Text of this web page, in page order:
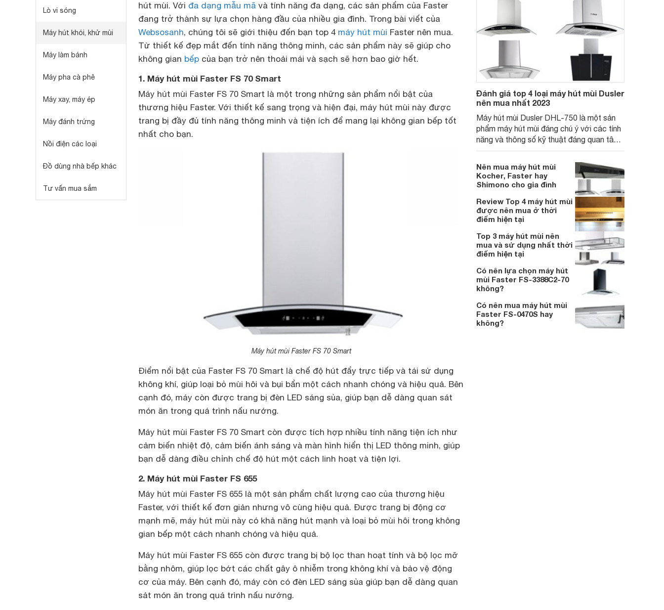
Lò vi sóng
Máy hút khói, khử mùi
Máy làm bánh
Máy pha cà phê
Máy xay, máy ép
Máy đánh trứng
Nồi điện các loại
Đồ dùng nhà bếp khác
Tư vấn mua sắm
hút mùi. Với đa dạng mẫu mã và tính năng đa dạng, các sản phẩm của Faster
đang trở thành sự lựa chọn hàng đầu của nhiều gia đình. Trong bài viết của
Websosanh, chúng tôi sẽ giới thiệu đến bạn top 4 máy hút mùi Faster nên mua.
Từ thiết kế đẹp mắt đến tính năng thông minh, các sản phẩm này sẽ giúp cho
không gian bếp của bạn trở nên thoải mái và sạch sẽ hơn bao giờ hết.
1. Máy hút mùi Faster FS 70 Smart
Máy hút mùi Faster FS 70 Smart là một trong những sản phẩm nổi bật của
thương hiệu Faster. Với thiết kế sang trọng và hiện đại, máy hút mùi này được
trang bị đầy đủ tính năng thông minh và tiện ích để mang lại không gian bếp tốt
nhất cho bạn.
Máy hút mùi Faster FS 70 Smart
Điểm nổi bật của Faster FS 70 Smart là chế độ hút đẩy trực tiếp và tái sử dụng
không khí, giúp loại bỏ mùi hôi và bụi bẩn một cách nhanh chóng và hiệu quả. Bên
cạnh đó, máy còn được trang bị đèn LED sáng sủa, giúp bạn dễ dàng quan sát
món ăn trong quá trình nấu nướng.
Máy hút mùi Faster FS 70 Smart còn được tích hợp nhiều tính năng tiện ích như
cảm biến nhiệt độ, cảm biến ánh sáng và màn hình hiển thị LED thông minh, giúp
bạn dễ dàng điều chỉnh chế độ hút một cách linh hoạt và tiện lợi.
2. Máy hút mùi Faster FS 655
Máy hút mùi Faster FS 655 là một sản phẩm chất lượng cao của thương hiệu
Faster, với thiết kế đơn giản nhưng vô cùng hiệu quả. Được trang bị động cơ
mạnh mẽ, máy hút mùi này có khả năng hút mạnh và loại bỏ mùi hôi trong không
gian bếp một cách nhanh chóng và hiệu quả.
Máy hút mùi Faster FS 655 còn được trang bị bộ lọc than hoạt tính và bộ lọc mỡ
bằng nhôm, giúp lọc bớt các chất gây ô nhiễm trong không khí và bảo vệ động
cơ của máy. Bên cạnh đó, máy còn có đèn LED sáng sủa giúp bạn dễ dàng quan
sát món ăn trong quá trình nấu nướng.
Đánh giá top 4 loại máy hút mùi Dusler
nên mua nhất 2023
Máy hút mùi Dusler DHL-750 là một sản
phẩm máy hút mùi đáng chú ý với các tính
năng và thông số kỹ thuật đáng quan tâm.
Hãy cùng Websosanh khám phá top 4 sản
phẩm máy hút mùi Dusler được ưa chuộng
thời điểm hiện tại nhé!
Nên mua máy hút mùi
Kocher, Faster hay
Shimono cho gia đình
Review Top 4 máy hút mùi
được nên mua ở thời
điểm hiện tại
Top 3 máy hút mùi nên
mua và sử dụng nhất thời
điểm hiện tại
Có nên lựa chọn máy hút
mùi Faster FS-3388C2-70
không?
Có nên mua máy hút mùi
Faster FS-0470S hay
không?